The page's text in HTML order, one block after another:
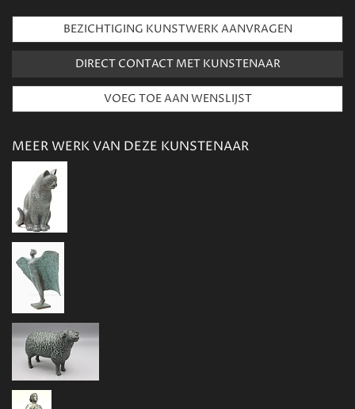
BEZICHTIGING KUNSTWERK AANVRAGEN
DIRECT CONTACT MET KUNSTENAAR
MEER WERK VAN DEZE KUNSTENAAR